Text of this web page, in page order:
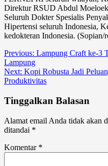
Direktur RSUD Abdul
Seluruh Dokter Spesialis
Hipertensi seluruh Indonesia,
kedokteran Indonesia. (Sopian/
Previous: Lampung Craft ke-3
Lampung
Next: Kopi Robusta Jadi
Produktivitas
Tinggalkan Balasan
Alamat email Anda tidak akan
ditandai *
Komentar *